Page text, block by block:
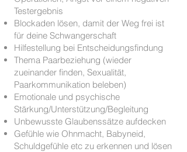
Testergebnis
Blockaden lösen, damit der Weg frei ist
für deine Schwangerschaft
Hilfestellung bei Entscheidungsfindung
Thema Paarbeziehung (wieder
zueinander finden, Sexualität,
Paarkommunikation beleben)
Emotionale und psychische
Stärkung/Unterstützung/Begleitung
Unbewusste Glaubenssätze aufdecken
Gefühle wie Ohnmacht, Babyneid,
Schuldgefühle etc zu erkennen und lösen